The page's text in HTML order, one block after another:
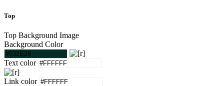
Top
Top Background Image
Background Color
Text color
Link color